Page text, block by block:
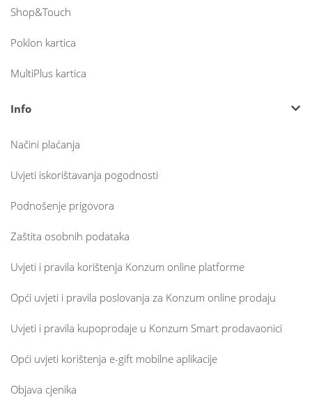
Shop&Touch
Poklon kartica
MultiPlus kartica
Info
Načini plaćanja
Uvjeti iskorištavanja pogodnosti
Podnošenje prigovora
Zaštita osobnih podataka
Uvjeti i pravila korištenja Konzum online platforme
Opći uvjeti i pravila poslovanja za Konzum online prodaju
Uvjeti i pravila kupoprodaje u Konzum Smart prodavaonici
Opći uvjeti korištenja e-gift mobilne aplikacije
Objava cjenika